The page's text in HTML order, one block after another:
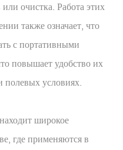
очистка. Работа этих
также означает, что
с портативными
повышает удобство их
полевых условиях.
широкое
где применяются в